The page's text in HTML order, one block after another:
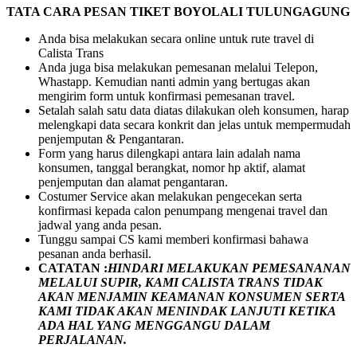
TATA CARA PESAN TIKET BOYOLALI TULUNGAGUNG
Anda bisa melakukan secara online untuk rute travel di
Calista Trans
Anda juga bisa melakukan pemesanan melalui Telepon,
Whastapp. Kemudian nanti admin yang bertugas akan
mengirim form untuk konfirmasi pemesanan travel.
Setalah salah satu data diatas dilakukan oleh konsumen, harap
melengkapi data secara konkrit dan jelas untuk mempermudah
penjemputan & Pengantaran.
Form yang harus dilengkapi antara lain adalah nama
konsumen, tanggal berangkat, nomor hp aktif, alamat
penjemputan dan alamat pengantaran.
Costumer Service akan melakukan pengecekan serta
konfirmasi kepada calon penumpang mengenai travel dan
jadwal yang anda pesan.
Tunggu sampai CS kami memberi konfirmasi bahawa
pesanan anda berhasil.
CATATAN :HINDARI MELAKUKAN PEMESANANAN
MELALUI SUPIR, KAMICALISTA TRANS TIDAK
AKAN MENJAMIN KEAMANAN KONSUMEN SERTA
KAMI TIDAK AKAN MENINDAK LANJUTI KETIKA
ADA HAL YANG MENGGANGU DALAM
PERJALANAN.